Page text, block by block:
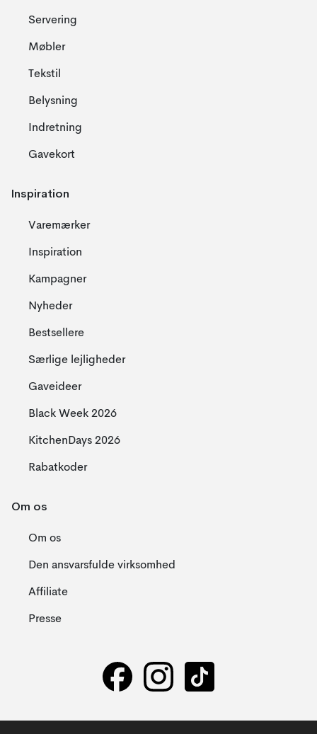
Servering
Møbler
Tekstil
Belysning
Indretning
Gavekort
Inspiration
Varemærker
Inspiration
Kampagner
Nyheder
Bestsellere
Særlige lejligheder
Gaveideer
Black Week 2026
KitchenDays 2026
Rabatkoder
Om os
Om os
Den ansvarsfulde virksomhed
Affiliate
Presse